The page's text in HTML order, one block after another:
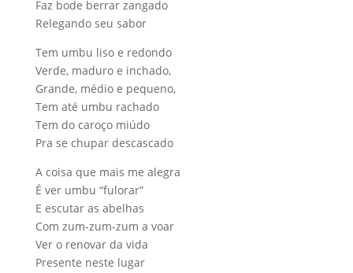
Faz bode berrar zangado
Relegando seu sabor
Tem umbu liso e redondo
Verde, maduro e inchado,
Grande, médio e pequeno,
Tem até umbu rachado
Tem do caroço miúdo
Pra se chupar descascado
A coisa que mais me alegra
É ver umbu “fulorar”
E escutar as abelhas
Com zum-zum-zum a voar
Ver o renovar da vida
Presente neste lugar